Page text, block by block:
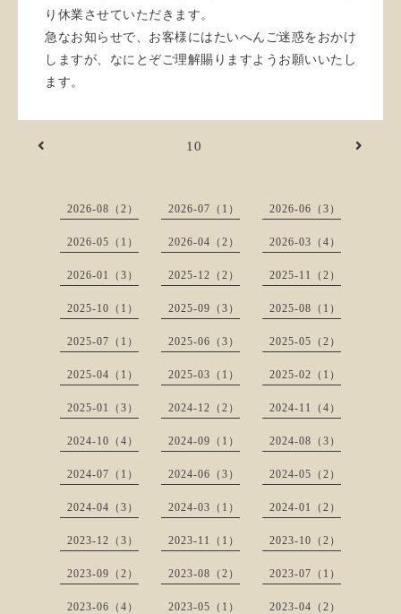
り休業させていただきます。
急なお知らせで、お客様にはたいへんご迷惑をおかけ
しますが、なにとぞご理解賜りますようお願いいたし
ます。
10
2026-08（2） 2026-07（1） 2026-06（3）
2026-05（1） 2026-04（2） 2026-03（4）
2026-01（3） 2025-12（2） 2025-11（2）
2025-10（1） 2025-09（3） 2025-08（1）
2025-07（1） 2025-06（3） 2025-05（2）
2025-04（1） 2025-03（1） 2025-02（1）
2025-01（3） 2024-12（2） 2024-11（4）
2024-10（4） 2024-09（1） 2024-08（3）
2024-07（1） 2024-06（3） 2024-05（2）
2024-04（3） 2024-03（1） 2024-01（2）
2023-12（3） 2023-11（1） 2023-10（2）
2023-09（2） 2023-08（2） 2023-07（1）
2023-06（4） 2023-05（1） 2023-04（2）